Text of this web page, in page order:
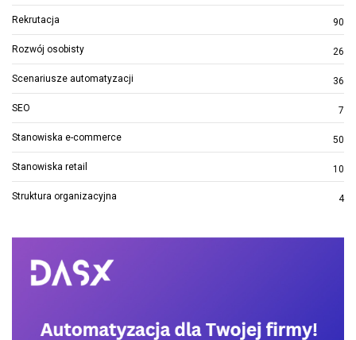
Rekrutacja 90
Rozwój osobisty 26
Scenariusze automatyzacji 36
SEO 7
Stanowiska e-commerce 50
Stanowiska retail 10
Struktura organizacyjna 4